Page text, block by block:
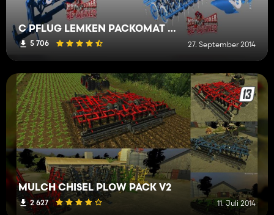
C PFLUG LEMKEN PACKOMAT PACK V2.0
5 706 27. September 2014
MULCH CHISEL PLOW PACK V2
2 627 11. Juli 2014